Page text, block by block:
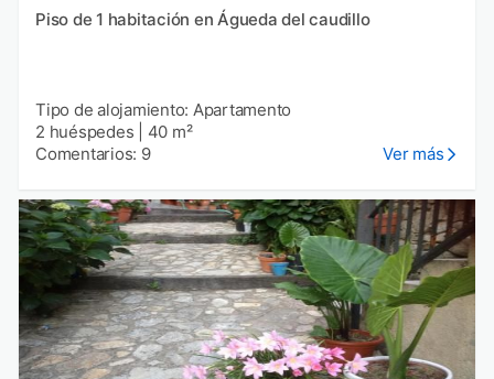
Piso de 1 habitación en Águeda del caudillo
Tipo de alojamiento: Apartamento
2 huéspedes
40 m²
Comentarios: 9
Ver más